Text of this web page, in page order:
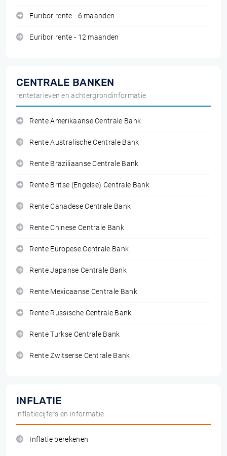
Euribor rente - 6 maanden
Euribor rente - 12 maanden
CENTRALE BANKEN
rentetarieven en achtergrondinformatie
Rente Amerikaanse Centrale Bank
Rente Australische Centrale Bank
Rente Braziliaanse Centrale Bank
Rente Britse (Engelse) Centrale Bank
Rente Canadese Centrale Bank
Rente Chinese Centrale Bank
Rente Europese Centrale Bank
Rente Japanse Centrale Bank
Rente Mexicaanse Centrale Bank
Rente Russische Centrale Bank
Rente Turkse Centrale Bank
Rente Zwitserse Centrale Bank
INFLATIE
inflatiecijfers en informatie
Inflatie berekenen